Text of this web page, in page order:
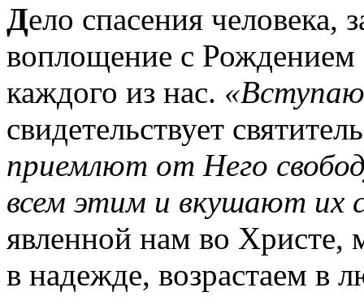
Дело спасения
воплощение с Рождением
каждого из нас.
свидетельствует
приемлют от Него
всем этим и вкушают их
явленной нам во Христе,
в надежде, возрастаем в